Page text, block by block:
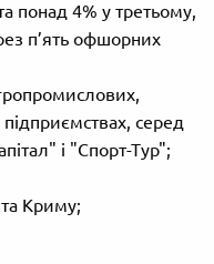
понад 4% у третьому,
п’ять офшорних
серед
і "Спорт-Тур";
Криму;